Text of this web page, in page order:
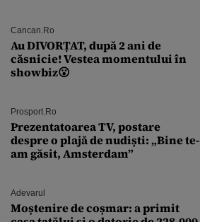
Cancan.ro
Au DIVORȚAT, după 2 ani de
căsnicie! Vestea momentului în
showbiz😮
Prosport.ro
Prezentatoarea TV, postare
despre o plajă de nudiști: „Bine te-
am găsit, Amsterdam”
Adevarul
Moștenire de coșmar: a primit